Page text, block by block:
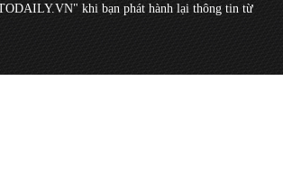
khi bạn phát hành lại thông tin từ